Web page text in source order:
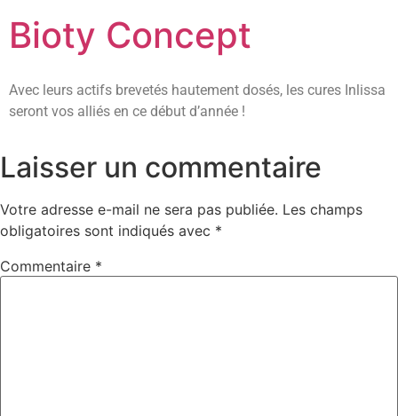
Bioty Concept
Avec leurs actifs brevetés hautement dosés, les cures Inlissa
seront vos alliés en ce début d’année !
Laisser un commentaire
Votre adresse e-mail ne sera pas publiée. Les champs
obligatoires sont indiqués avec *
Commentaire *